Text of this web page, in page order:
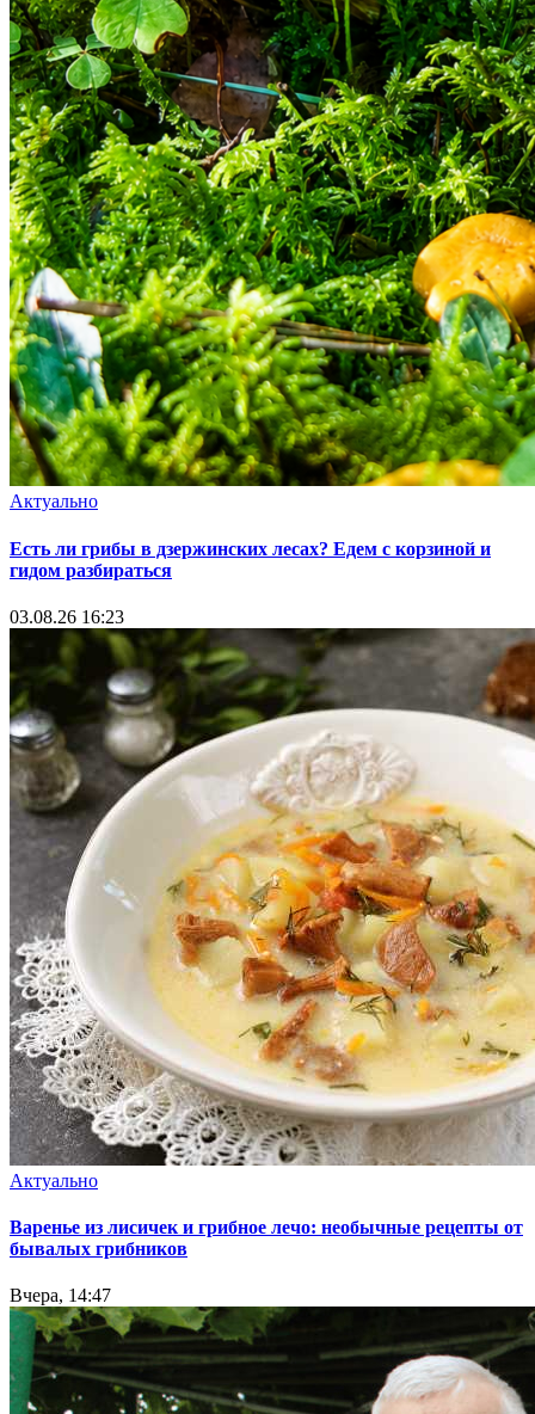
Актуально
Есть ли грибы в дзержинских лесах? Едем с корзиной и
гидом разбираться
03.08.26 16:23
Актуально
Варенье из лисичек и грибное лечо: необычные рецепты от
бывалых грибников
Вчера, 14:47